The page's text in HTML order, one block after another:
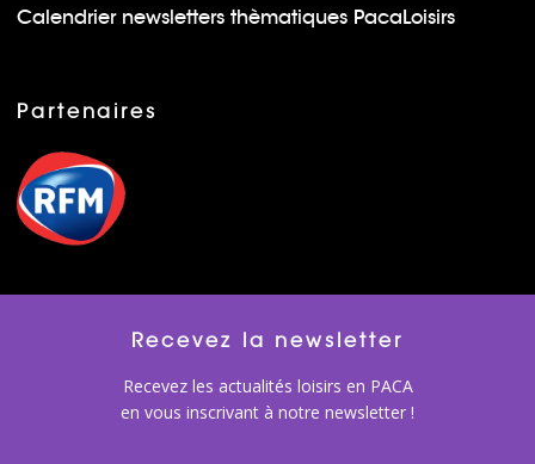
Calendrier newsletters thèmatiques PacaLoisirs
Partenaires
Recevez la newsletter
Recevez les actualités loisirs en PACA
en vous inscrivant à notre newsletter !